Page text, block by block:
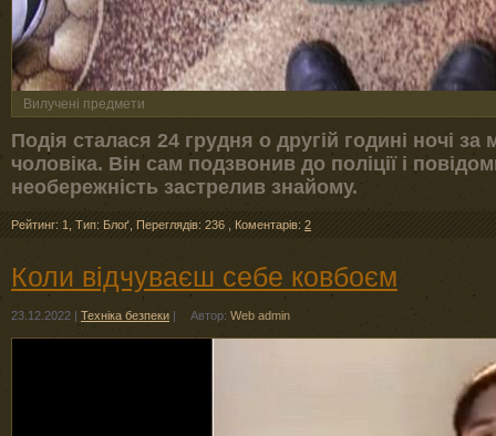
Вилучені предмети
Подія сталася 24 грудня о другій годині ночі
чоловіка. Він сам подзвонив до поліції і
необережність застрелив знайому.
Рейтинг: 1 Тип: Блоґ Переглядів: 236 Коментарів: 2
Коли відчуваєш себе ковбоєм
23.12.2022 | Техніка безпеки | Автор: Web admin